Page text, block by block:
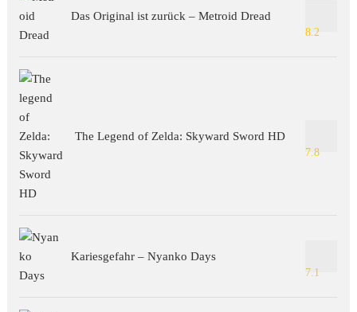
Das Original ist zurück – Metroid Dread
8.2
The Legend of Zelda: Skyward Sword HD
7.8
Kariesgefahr – Nyanko Days
7.1